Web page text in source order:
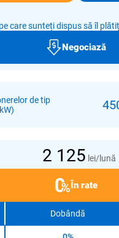
care sunteți dispus să îl
Negociază
de tip
2 125 lei/lună
În rate
Dobândă